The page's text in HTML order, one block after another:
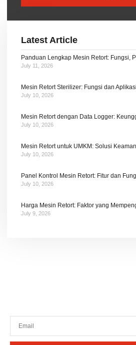
Latest Article
Panduan Lengkap Mesin Retort: Fungsi,
July 11, 2026
Mesin Retort Sterilizer: Fungsi dan Aplikasi
July 10, 2026
Mesin Retort dengan Data Logger:
July 10, 2026
Mesin Retort untuk UMKM: Solusi
July 10, 2026
Panel Kontrol Mesin Retort: Fitur dan
July 10, 2026
Harga Mesin Retort: Faktor yang
July 9, 2026